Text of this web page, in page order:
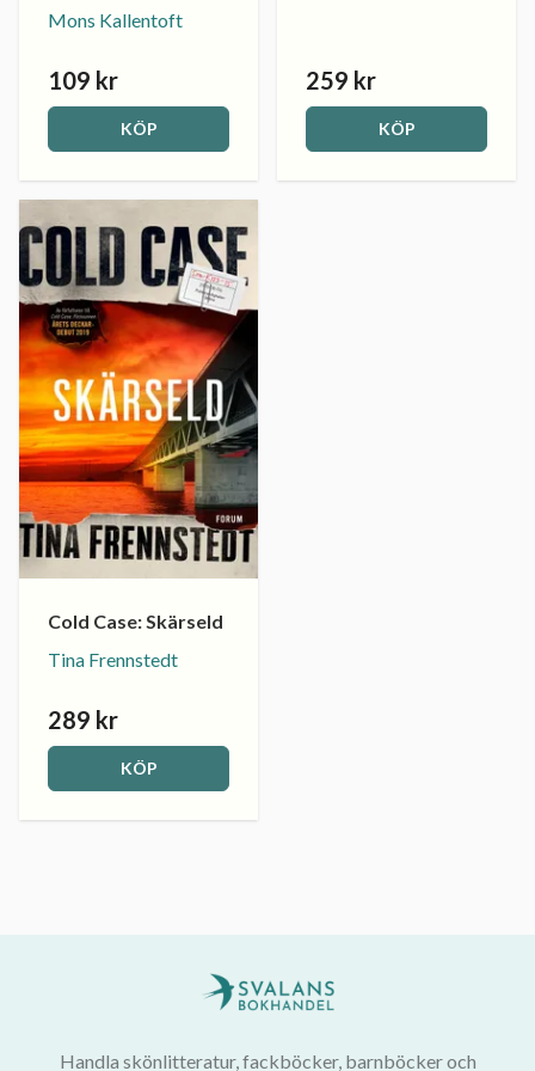
Mons Kallentoft
109 kr
KÖP
259 kr
KÖP
Cold Case: Skärseld
Tina Frennstedt
289 kr
KÖP
Handla skönlitteratur, fackböcker, barnböcker och